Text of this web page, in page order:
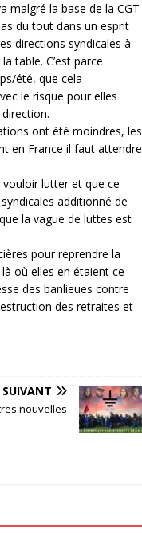
malgré la base de la CGT
du tout dans un esprit
directions syndicales à
table. C’est parce
été, que cela
le risque pour elles
ont été moindres, les
en France il faut attendre
lutter et que ce
additionné de
la vague de luttes est
pour reprendre la
où elles en étaient ce
des banlieues contre
des retraites et
SUIVANT
nouvelles